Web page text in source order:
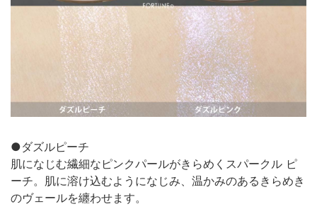
●ダズルピーチ
肌になじむ繊細なピンクパールがきらめくスパークル ピ
ーチ。肌に溶け込むようになじみ、温かみのあるきらめき
のヴェールを纏わせます。